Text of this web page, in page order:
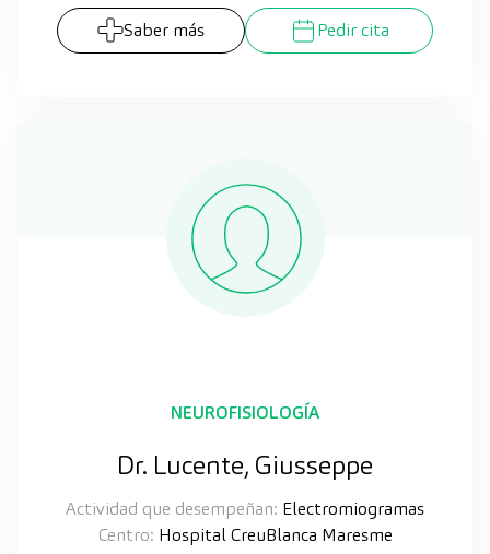
Saber más Pedir cita
NEUROFISIOLOGÍA
Dr. Lucente, Giusseppe
Actividad que desempeñan: Electromiogramas
Centro: Hospital CreuBlanca Maresme